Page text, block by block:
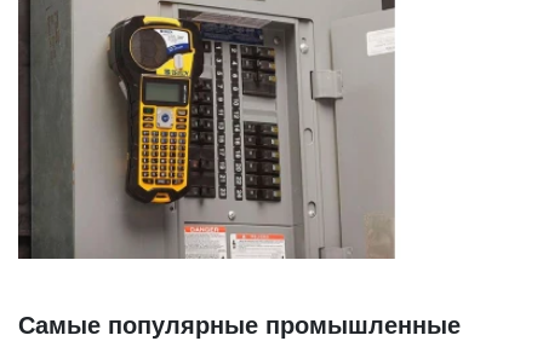
Самые популярные промышленные